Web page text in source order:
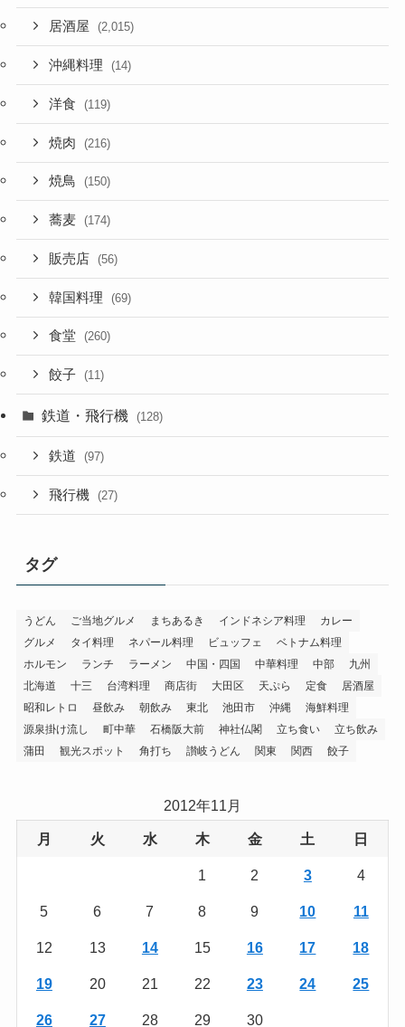
居酒屋 (2,015)
沖縄料理 (14)
洋食 (119)
焼肉 (216)
焼鳥 (150)
蕎麦 (174)
販売店 (56)
韓国料理 (69)
食堂 (260)
餃子 (11)
鉄道・飛行機 (128)
鉄道 (97)
飛行機 (27)
タグ
うどん ご当地グルメ まちあるき インドネシア料理
カレー
グルメ
タイ料理 ネパール料理 ビュッフェ
ベトナム料理
ホルモン
ランチ ラーメン 中国・四国 中華料理 中部
九州
北海道
十三 台湾料理 商店街 大田区 天ぷら 定食
居酒屋
昭和レトロ
昼飲み 朝飲み 東北 池田市 沖縄
海鮮料理
源泉掛け流し
町中華 石橋阪大前 神社仏閣 立ち食い
立ち飲み
蒲田
観光スポット 角打ち 讃岐うどん 関東 関西 餃子
2012年11月
月 火 水 木 金 土 日
1 2 3 4
5 6 7 8 9 10 11
12 13 14 15 16 17 18
19 20 21 22 23 24 25
26 27 28 29 30